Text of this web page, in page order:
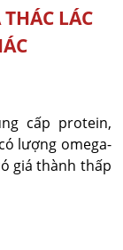
LÁC
cấp protein,
lượng omega-
giá thành thấp